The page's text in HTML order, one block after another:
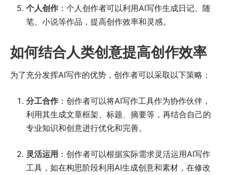
个人创作 ：个人创作者可以利用AI写作生成日记、随
笔、小说等作品，提高创作效率和灵感。
如何结合人类创意提高创作效率
为了充分发挥AI写作的优势，创作者可以采取以下策略：
分工合作 ：创作者可以将AI写作工具作为协作伙伴，
利用其生成文章框架、标题、摘要等，再结合自己的
专业知识和创意进行优化和完善。
灵活运用 ：创作者可以根据实际需求灵活运用AI写作
工具，如在构思阶段利用AI生成创意和素材，在修改